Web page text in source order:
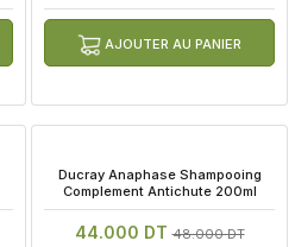
AJOUTER AU PANIER
Ducray Anaphase Shampooing
Complement Antichute 200ml
44.000 DT48.000 DT